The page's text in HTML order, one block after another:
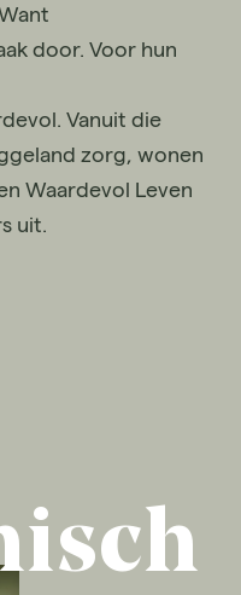
door. Voor hun
Vanuit die
zorg, wonen
Waardevol Leven
uit.